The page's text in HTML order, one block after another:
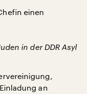
einen
in der DDR Asyl
an